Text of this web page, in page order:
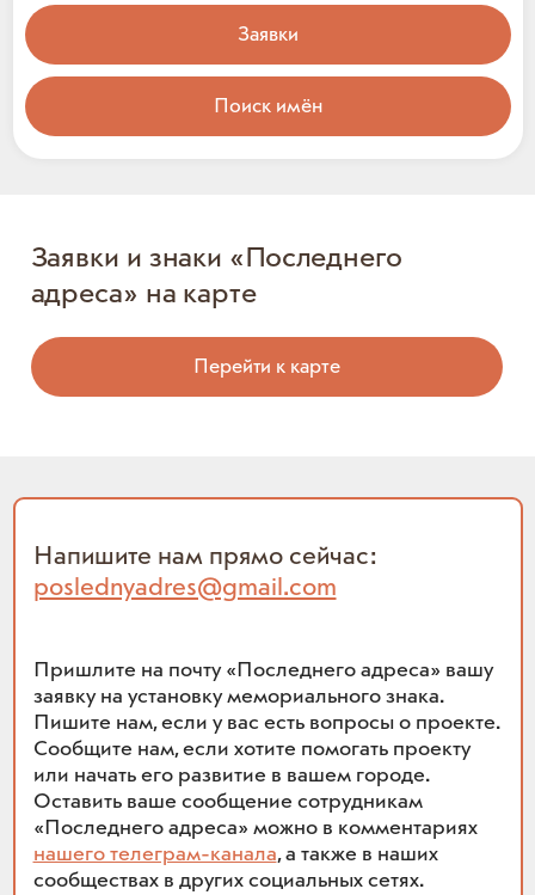
Заявки
Поиск имён
Заявки и знаки «Последнего
адреса» на карте
Перейти к карте
Напишите нам прямо сейчас:
poslednyadres@gmail.com
Пришлите на почту «Последнего адреса» вашу
заявку на установку мемориального знака.
Пишите нам, если у вас есть вопросы о проекте.
Сообщите нам, если хотите помогать проекту
или начать его развитие в вашем городе.
Оставить ваше сообщение сотрудникам
«Последнего адреса» можно в комментариях
нашего телеграм-канала, а также в наших
сообществах в других социальных сетях.